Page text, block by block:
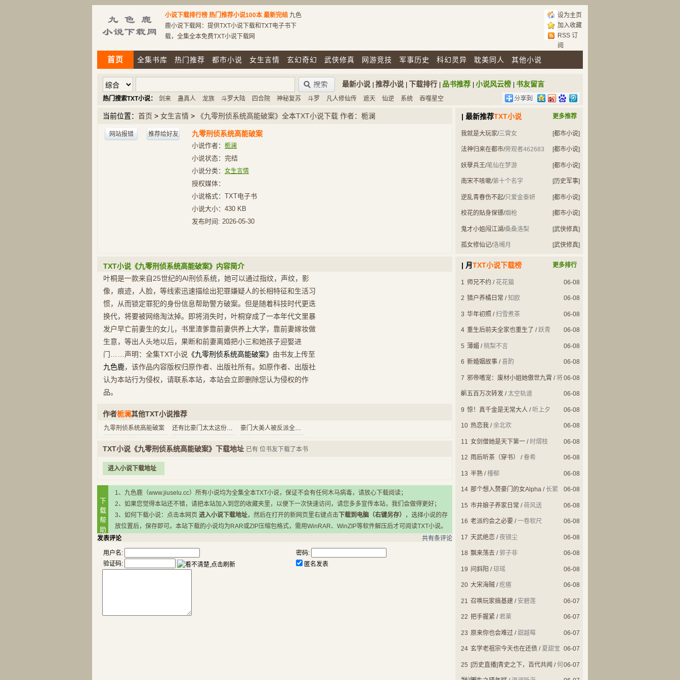
小说下载排行榜 热门推荐小说100本 最新完结 九色
鹿小说下载网：提供TXT小说下载和TXT电子书下
载，全集全本免费TXT小说下载网
设为主页
加入收藏
RSS 订
阅
首页 全集书库 热门推荐 都市小说 女生言情 玄幻奇幻 武侠修真 网游竞技 军事历史 科幻灵异 耽美同人 其他小说
最新小说 推荐小说 下载排行 品书推荐 小说风云榜 书友留言
热门搜索TXT小说： 剑来 蛊真人 龙族 斗罗大陆 四合院 神秘复苏 斗罗 凡人修仙传 遮天 仙逆 系统 吞噬星空
当前位置： 首页 > 女生言情 > 《九零刑侦系统高能破案》全本TXT小说下载 作者：栀澜
网站报错 推荐给好友 九零刑侦系统高能破案
小说作者： 栀澜
小说状态： 完结
小说分类： 女生言情
授权媒体：
小说格式：TXT电子书
小说大小： 430 KB
发布时间: 2026-05-30
更多推荐
| 最新推荐TXT小说
[都市小说]
我就是大玩家/三霄女
[都市小说]
法神归来在都市/旁观者462683
[都市小说]
妖孽兵王/笔仙在梦游
[历史军事]
南宋不咳嗽/第十个名字
[都市小说]
逆乱青春伤不起/只爱金泰妍
[都市小说]
校花的贴身保镖/烟枪
[武侠修真]
鬼才小姐闯江湖/桑桑洛梨
[武侠修真]
孤女修仙记/洛缃月
TXT小说《九零刑侦系统高能破案》内容简介
叶桐是一款来自25世纪的AI刑侦系统，她可以通过指纹，声纹，影
像，痕迹，人脸，等线索迅速描绘出犯罪嫌疑人的长相特征和生活习
惯，从而锁定罪犯的身份信息帮助警方破案。但是随着科技时代更迭
换代，将要被网络淘汰掉。即将消失时，叶桐穿成了一本年代文里暴
发户早亡前妻生的女儿，书里渣爹靠前妻供养上大学，靠前妻嫁妆做
生意，等出人头地以后，果断和前妻离婚把小三和她孩子迎娶进
门……声明：全集TXT小说 《九零刑侦系统高能破案》 由书友上传至
九色鹿，该作品内容版权归原作者、出版社所有。如原作者、出版社
认为本站行为侵权，请联系本站，本站会立即删除您认为侵权的作
品。
作者栀澜其他TXT小说推荐
九零刑侦系统高能破案 还有比豪门太太这份工作轻松的吗？ 豪门大美人被反派全家读心后
TXT小说《九零刑侦系统高能破案》下载地址 已有 位书友下载了本书
进入小说下载地址
下
载
帮
助
1、九色鹿（www.jiuselu.cc）所有小说均为全集全本TXT小说，保证不会有任何木马病毒，请放心下载阅读；
2、如果您觉得本站还不错，请把本站加入到您的收藏夹里，以便下一次快速访问，请您多多宣传本站，我们会做得更好；
3、如何下载小说：点击本网页 进入小说下载地址，然后在打开的新网页里右键点击 下载到电脑（右键另存）
，选择小说的存
放位置后，保存即可。本站下载的小说均为RAR或ZIP压缩包格式，需用WinRAR、WinZIP等软件解压后才可阅读TXT小说。
发表评论
共有条评论
用户名:
密码:
验证码:
匿名发表
更多排行
| 月TXT小说下载榜
06-08
1 师兄不约 / 花花猫
06-08
2 猎户养橘日常 /知欧
06-08
3 华年初照 /扫雪煮茶
06-08
4 重生后前夫全家也重生了 /跃青
06-08
5 薄媚 /桃梨不言
06-08
6 新婚姻故事 /喜酌
06-08
7 邪帝嗜宠：废材小姐她傲世九霄 /将
璃 06-08
8 五百万次转发 /太空轨道
06-08
9 惊！真千金是无常大人 / 听上夕
06-08
10 热恋我 /余北欢
06-08
11 女剑僧她是天下第一 / 时熠枝
06-08
12 雨后听茶（穿书） / 眷希
06-08
13 半熟 /槿郗
06-08
14 那个想入赘豪门的女Alpha /长萦
06-08
15 市井娘子养家日常 /荷风送
06-08
16 老派约会之必要 /一卷软尺
06-08
17 天武绝恋 /夜镜尘
06-08
18 飘来荡去 /郭子非
06-08
19 问斜阳 /琼瑶
06-08
20 大宋海贼 /疙瘩
06-07
21 召唤玩家搞基建 / 安碧莲
06-07
22 把手握紧 /君莱
06-07
23 原来你也会难过 /甜越莓
06-07
24 玄学老祖宗今天也在还债 / 夏甜宝
06-07
25 [历史直播]青史之下，百代共闻 /何